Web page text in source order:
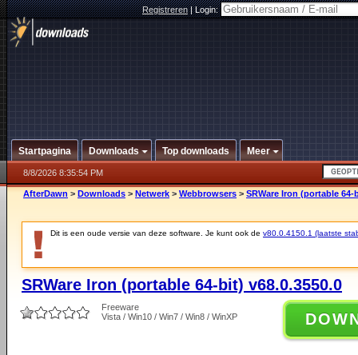
Registreren|Login:
Startpagina Downloads Top downloads Meer
8/8/2026 8:35:54 PM
AfterDawn > Downloads > Netwerk > Webbrowsers > SRWare Iron (portable 64-
Dit is een oude versie van deze software. Je kunt ook de v80.0.4150.1 (laatste
SRWare Iron (portable 64-bit) v68.0.3550.0
Freeware
Vista / Win10 / Win7 / Win8 / WinXP